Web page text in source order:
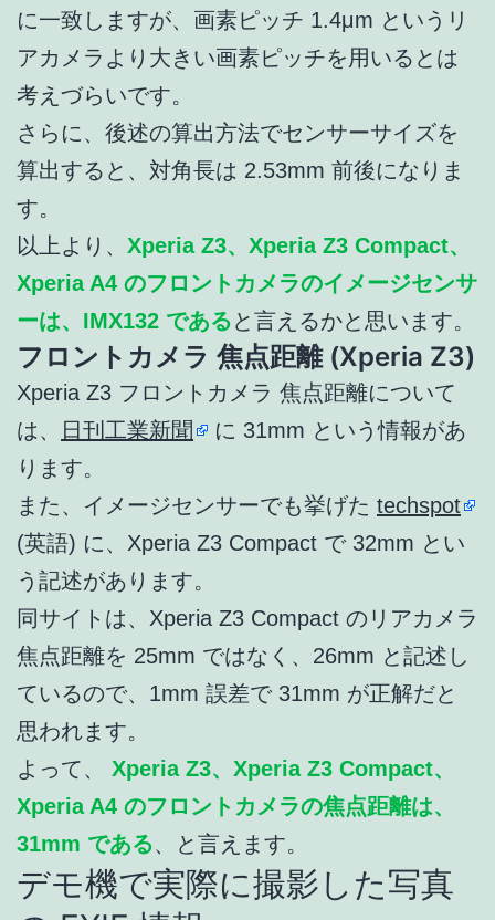
に一致しますが、画素ピッチ 1.4μm というリ
アカメラより大きい画素ピッチを用いるとは
考えづらいです。
さらに、後述の算出方法でセンサーサイズを
算出すると、対角長は 2.53mm 前後になりま
す。
以上より、 Xperia Z3、Xperia Z3 Compact、
Xperia A4 のフロントカメラのイメージセンサ
ーは、IMX132 である と言えるかと思います。
フロントカメラ 焦点距離 (Xperia Z3)
Xperia Z3 フロントカメラ 焦点距離について
は、
日刊工業新聞
に 31mm という情報があ
ります。
また、イメージセンサーでも挙げた techspot
(英語) に、Xperia Z3 Compact で 32mm とい
う記述があります。
同サイトは、Xperia Z3 Compact のリアカメラ
焦点距離を 25mm ではなく、26mm と記述し
ているので、1mm 誤差で 31mm が正解だと
思われます。
よって、 Xperia Z3、Xperia Z3 Compact、
Xperia A4 のフロントカメラの焦点距離は、
31mm である、と言えます。
デモ機で実際に撮影した写真